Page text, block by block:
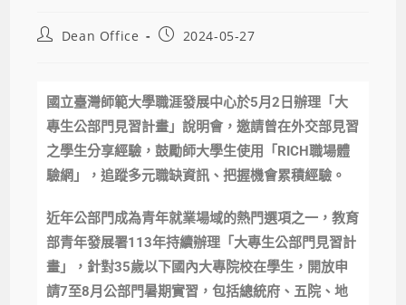
Dean Office 2024-05-27
國立臺灣師範大學職涯發展中心於5月2日辦理「大
專生公部門見習計畫」說明會，邀請曾在外交部見習
之學生分享經驗，鼓勵師大學生使用「RICH職場體
驗網」，追蹤多元職缺資訊、把握機會累積經驗。
近年公部門成為青年就業場域的熱門選項之一，教育
部青年發展署113年持續辦理「大專生公部門見習計
畫」，針對35歲以下國內大專院校在學生，開放申
請7至8月公部門暑期實習，包括總統府、五院、地